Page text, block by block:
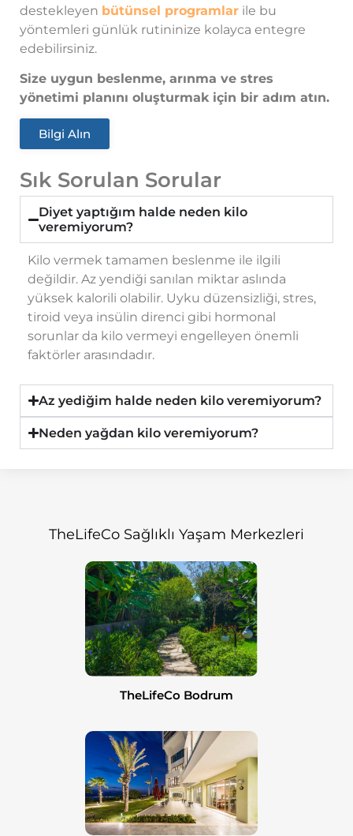
destekleyen bütünsel programlar ile bu
yöntemleri günlük rutininize kolayca entegre
edebilirsiniz.
Size uygun beslenme, arınma ve stres
yönetimi planını oluşturmak için bir adım atın.
Bilgi Alın
Sık Sorulan Sorular
Diyet yaptığım halde neden kilo
veremiyorum?
Kilo vermek tamamen beslenme ile ilgili
değildir. Az yendiği sanılan miktar aslında
yüksek kalorili olabilir. Uyku düzensizliği, stres,
tiroid veya insülin direnci gibi hormonal
sorunlar da kilo vermeyi engelleyen önemli
faktörler arasındadır.
Az yediğim halde neden kilo veremiyorum?
Neden yağdan kilo veremiyorum?
TheLifeCo Sağlıklı Yaşam Merkezleri
TheLifeCo Bodrum